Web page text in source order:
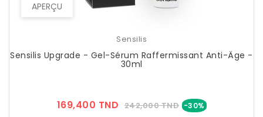
APERÇU
Sensilis
Sensilis Upgrade - Gel-Sérum Raffermissant Anti-Âge -
30ml
169,400 TND Prix
242,000 TND -30% Prix